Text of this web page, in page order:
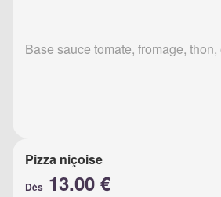
Base sauce tomate, fromage,
Pizza niçoise
Dès 13.00 €